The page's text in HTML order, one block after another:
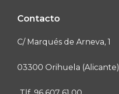
Contacto
C/ Marqués de Arneva, 1
03300 Orihuela (Alicante)